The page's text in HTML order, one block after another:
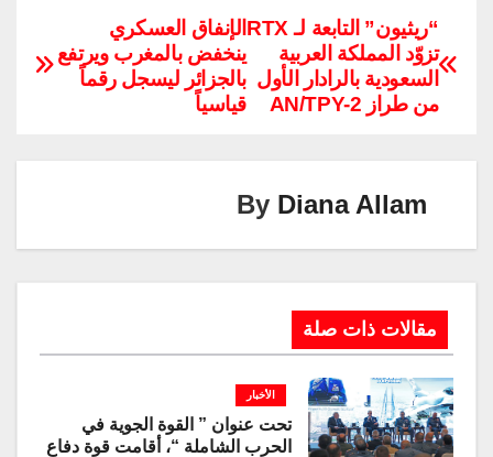
c
e
b
k
at
s
A
tt
er
er
e
st
ail
e
gr
a
k
e
dI
p
y
Li
الإنفاق العسكري
ينخفض بالمغرب ويرتفع
بالجزائر ليسجل رقماً
قياسياً
“ريثيون” التابعة لـ RTX
تزوّد المملكة العربية
السعودية بالرادار الأول
من طراز AN/TPY-2
By Diana Allam
مقالات ذات صلة
الأخبار
تحت عنوان ” القوة الجوية في
الحرب الشاملة “، أقامت قوة دفاع